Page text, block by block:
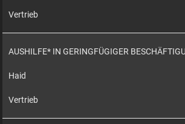
Vertrieb
AUSHILFE* IN GERINGFÜGIGER
Haid
Vertrieb